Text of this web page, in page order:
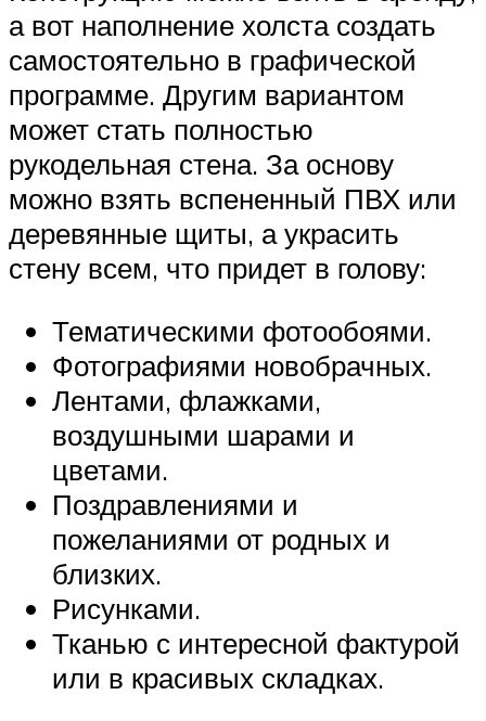
а вот наполнение холста создать
самостоятельно в графической
программе. Другим вариантом
может стать полностью
рукодельная стена. За основу
можно взять вспененный ПВХ или
деревянные щиты, а украсить
стену всем, что придет в голову:
Тематическими фотообоями.
Фотографиями новобрачных.
Лентами, флажками,
воздушными шарами и
цветами.
Поздравлениями и
пожеланиями от родных и
близких.
Рисунками.
Тканью с интересной фактурой
или в красивых складках.